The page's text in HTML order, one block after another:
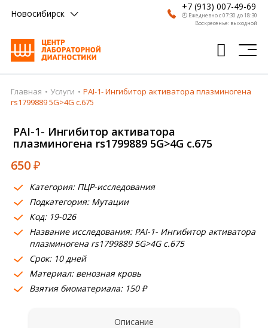
Новосибирск
+7 (913) 007-49-69
🕗 Ежедневно с 07:30 до 18:30
Воскресенье: выходной
Главная
Врачи
Получить результат
Пациентам
О компании
Где сдать
Партнерам
Главная Услуги
PAI-1- Ингибитор активатора плазминогена
rs1799889 5G>4G c.675
PAI-1- Ингибитор активатора
плазминогена rs1799889 5G>4G c.675
650₽
Категория: ПЦР-исследования
Подкатегория: Мутации
Код: 19-026
Название исследования: PAI-1- Ингибитор активатора
плазминогена rs1799889 5G>4G c.675
Срок: 10 дней
Материал: венозная кровь
Взятия биоматериала: 150 ₽
Описание